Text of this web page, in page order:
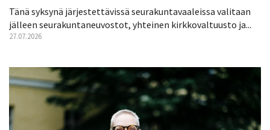
Tänä syksynä järjestettävissä seurakuntavaaleissa valitaan
jälleen seurakuntaneuvostot, yhteinen kirkkovaltuusto ja...
27.07.2026